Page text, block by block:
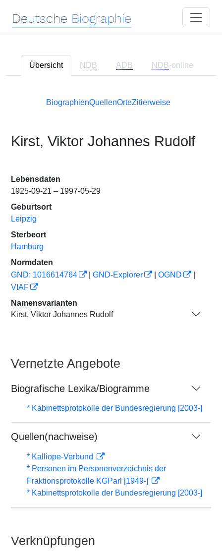
Deutsche Biographie
Übersicht NDB ADB NDB-online
BiographienQuellenOrteZitierweise
Kirst, Viktor Johannes Rudolf
Lebensdaten
1925-09-21 – 1997-05-29
Geburtsort
Leipzig
Sterbeort
Hamburg
Normdaten
GND: 1016614764
GND-Explorer OGND
VIAF
Namensvarianten
Kirst, Viktor Johannes Rudolf
Vernetzte Angebote
Biografische Lexika/Biogramme
* Kabinettsprotokolle der Bundesregierung [2003-]
Quellen(nachweise)
* Kalliope-Verbund
* Personen im Personenverzeichnis der
Fraktionsprotokolle KGParl [1949-]
* Kabinettsprotokolle der Bundesregierung [2003-]
Verknüpfungen